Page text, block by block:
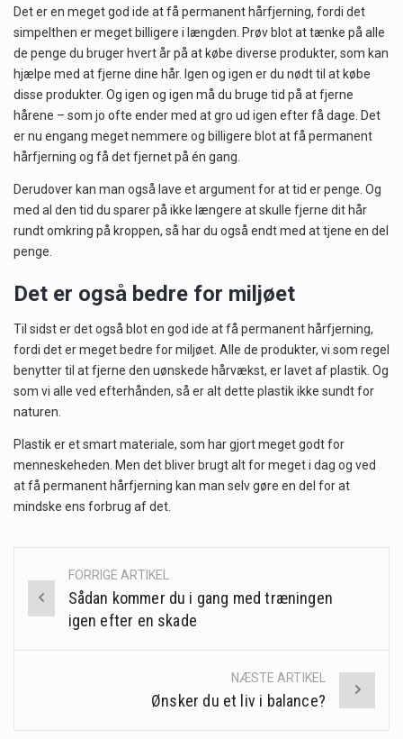
Det er en meget god ide at få permanent hårfjerning, fordi det
simpelthen er meget billigere i længden. Prøv blot at tænke på alle
de penge du bruger hvert år på at købe diverse produkter, som kan
hjælpe med at fjerne dine hår. Igen og igen er du nødt til at købe
disse produkter. Og igen og igen må du bruge tid på at fjerne
hårene – som jo ofte ender med at gro ud igen efter få dage. Det
er nu engang meget nemmere og billigere blot at få permanent
hårfjerning og få det fjernet på én gang.
Derudover kan man også lave et argument for at tid er penge. Og
med al den tid du sparer på ikke længere at skulle fjerne dit hår
rundt omkring på kroppen, så har du også endt med at tjene en del
penge.
Det er også bedre for miljøet
Til sidst er det også blot en god ide at få permanent hårfjerning,
fordi det er meget bedre for miljøet. Alle de produkter, vi som regel
benytter til at fjerne den uønskede hårvækst, er lavet af plastik. Og
som vi alle ved efterhånden, så er alt dette plastik ikke sundt for
naturen.
Plastik er et smart materiale, som har gjort meget godt for
menneskeheden. Men det bliver brugt alt for meget i dag og ved
at få permanent hårfjerning kan man selv gøre en del for at
mindske ens forbrug af det.
Post
navigation
FORRIGE ARTIKEL
Sådan kommer du i gang med træningen
igen efter en skade
NÆSTE ARTIKEL
Ønsker du et liv i balance?